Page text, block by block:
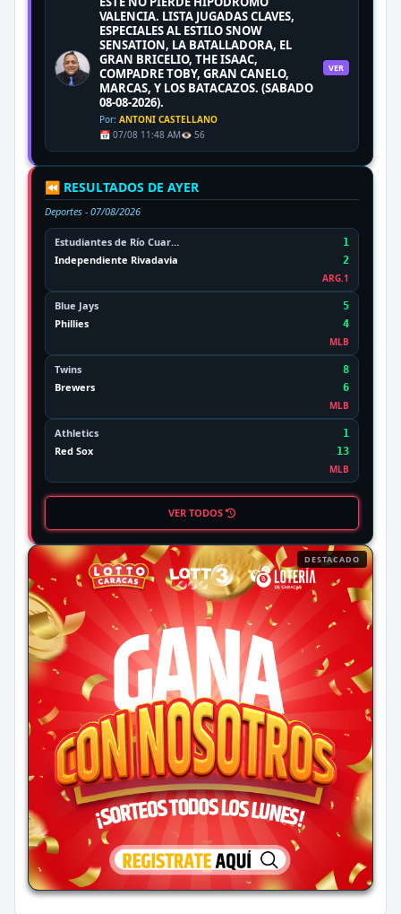
VALENCIA. LISTA JUGADAS CLAVES,
ESPECIALES AL ESTILO SNOW
SENSATION, LA BATALLADORA, EL
GRAN BRICELIO, THE ISAAC,
COMPADRE TOBY, GRAN CANELO,
MARCAS, Y LOS BATACAZOS. (SABADO
08-08-2026).
Por: ANTONI CASTELLANO
📅 07/08 11:48 AM👁️ 56
VER
⏪ RESULTADOS DE AYER
Deportes - 07/08/2026
Estudiantes de Río Cuarto 1
Independiente Rivadavia
2
ARG.1
Blue Jays 5
Phillies
4
MLB
Twins 8
Brewers
6
MLB
Athletics 1
Red Sox
13
MLB
VER TODOS
DESTACADO